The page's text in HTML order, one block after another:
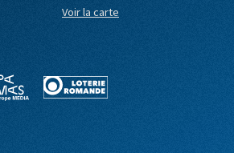
Voir la carte